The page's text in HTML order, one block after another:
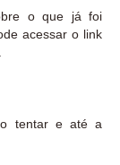
o que já foi
acessar o link
tentar e até a